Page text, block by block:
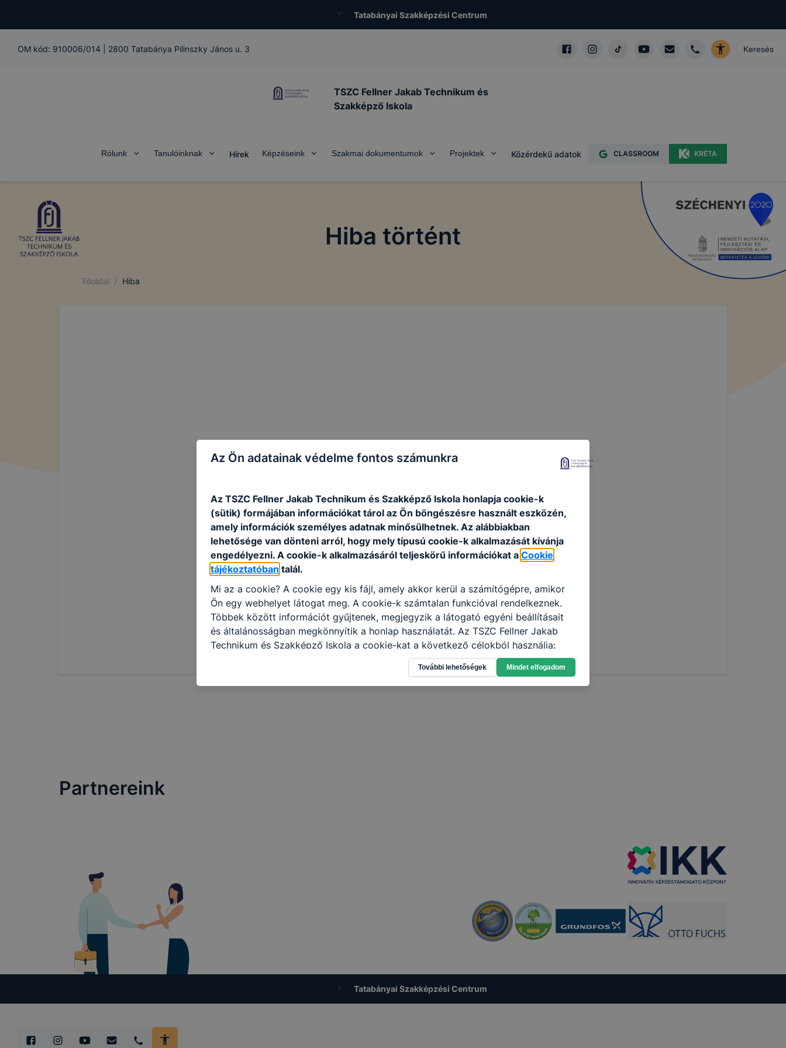
Tatabányai Szakképzési Centrum
OM kód: 910006/014 2800 Tatabánya Pilinszky János u. 3
TSZC Fellner Jakab Technikum és
Szakképző Iskola
Rólunk Tanulóinknak Hírek Képzéseink Szakmai dokumentumok Projektek Közérdekű adatok CLASSROOM KRÉTA
Hiba történt
Főoldal / Hiba
404 A keresett oldal nem található.
Vissza a főoldalra
Partnereink
Tatabányai Szakképzési Centrum
Az Ön adatainak védelme fontos számunkra
Az TSZC Fellner Jakab Technikum és Szakképző Iskola honlapja cookie-k
(sütik) formájában információkat tárol az Ön böngészésre használt eszközén,
amely információk személyes adatnak minősülhetnek. Az alábbiakban
lehetősége van dönteni arról, hogy mely típusú cookie-k alkalmazását kívánja
engedélyezni. A cookie-k alkalmazásáról teljeskörű információkat a Cookie
tájékoztatóban talál.
Mi az a cookie? A cookie egy kis fájl, amely akkor kerül a számítógépre, amikor
Ön egy webhelyet látogat meg. A cookie-k számtalan funkcióval rendelkeznek.
Többek között információt gyűjtenek, megjegyzik a látogató egyéni beállításait
és általánosságban megkönnyítik a honlap használatát. Az TSZC Fellner Jakab
Technikum és Szakképző Iskola a cookie-kat a következő célokból használja:
információ gyűjtése azzal kapcsolatban, hogyan használja Ön a honlapot -annak
felmérésével, hogy a honlap melyik részeit látogatja, vagy használja leginkább,
így megtudhatjuk, hogyan biztosítsunk Önnek még jobb felhasználói élményt, ha
További lehetőségek Mindet elfogadom